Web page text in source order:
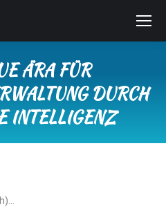
ÄRA FÜR
DURCH
INTELLIGENZ